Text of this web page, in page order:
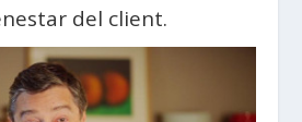
del client.